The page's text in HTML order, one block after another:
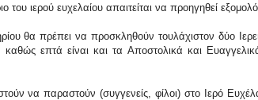
του ιερού ευχελαίου απαιτείται να προηγηθεί
θα πρέπει να προσκληθούν τουλάχιστον δύο
καθώς επτά είναι και τα Αποστολικά και
να παραστούν (συγγενείς, φίλοι) στο Ιερό